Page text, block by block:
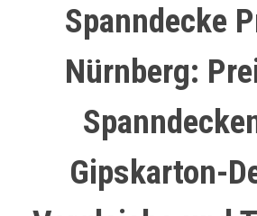
Spanndecke
Nürnberg:
Gipskarton-